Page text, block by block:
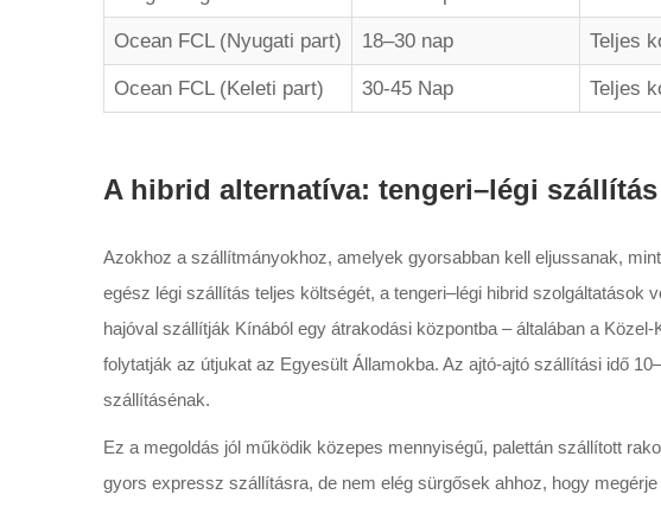
Ocean FCL (Nyugati part) 18–30 nap Teljes
Ocean FCL (Keleti part) 30-45 Nap Teljes
A hibrid alternatíva: tengeri–légi
Azokhoz a szállítmányokhoz, amelyek gyorsabban kell eljussanak,
egész légi szállítás teljes költségét, a tengeri–légi hibrid szolgáltatások
hajóval szállítják Kínából egy átrakodási központba – általában a
folytatják az útjukat az Egyesült Államokba. Az ajtó-ajtó szállítási idő
szállításénak.
Ez a megoldás jól működik közepes mennyiségű, palettán szállított
gyors expressz szállításra, de nem elég sürgősek ahhoz, hogy